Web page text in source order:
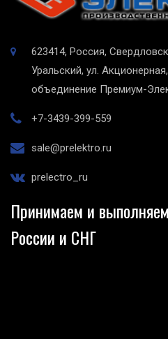
623414, Россия,
Уральский, ул.
объединение Премиум-
+7-3439-399-559
sale@prelektro.ru
prelectro_ru
Принимаем и
России и СНГ